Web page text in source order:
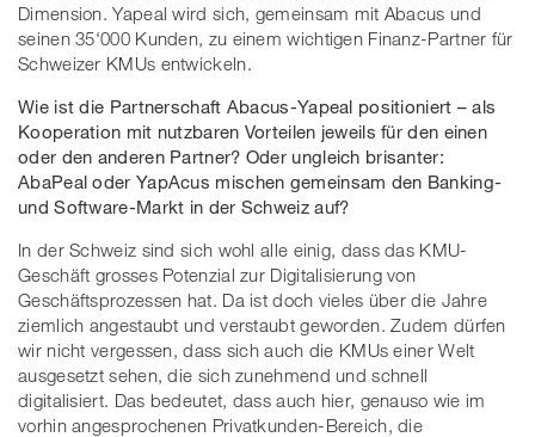
Dimension. Yapeal wird sich, gemeinsam mit Abacus und
seinen 35‘000 Kunden, zu einem wichtigen Finanz-Partner für
Schweizer KMUs entwickeln.
Wie ist die Partnerschaft Abacus-Yapeal positioniert – als
Kooperation mit nutzbaren Vorteilen jeweils für den einen
oder den anderen Partner? Oder ungleich brisanter:
AbaPeal oder YapAcus mischen gemeinsam den Banking-
und Software-Markt in der Schweiz auf?
In der Schweiz sind sich wohl alle einig, dass das KMU-
Geschäft grosses Potenzial zur Digitalisierung von
Geschäftsprozessen hat. Da ist doch vieles über die Jahre
ziemlich angestaubt und verstaubt geworden. Zudem dürfen
wir nicht vergessen, dass sich auch die KMUs einer Welt
ausgesetzt sehen, die sich zunehmend und schnell
digitalisiert. Das bedeutet, dass auch hier, genauso wie im
vorhin angesprochenen Privatkunden-Bereich, die